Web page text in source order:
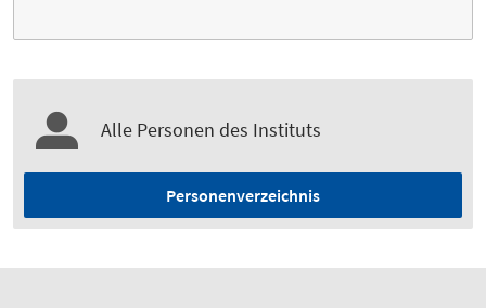
Alle Personen des Instituts
Personenverzeichnis